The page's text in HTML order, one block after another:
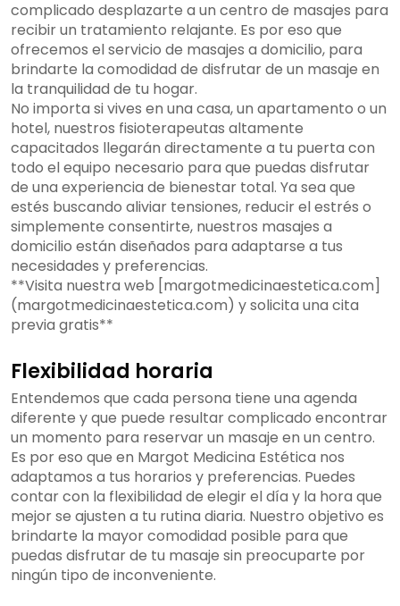
complicado desplazarte a un centro de masajes para
recibir un tratamiento relajante. Es por eso que
ofrecemos el servicio de masajes a domicilio, para
brindarte la comodidad de disfrutar de un masaje en
la tranquilidad de tu hogar.
No importa si vives en una casa, un apartamento o un
hotel, nuestros fisioterapeutas altamente
capacitados llegarán directamente a tu puerta con
todo el equipo necesario para que puedas disfrutar
de una experiencia de bienestar total. Ya sea que
estés buscando aliviar tensiones, reducir el estrés o
simplemente consentirte, nuestros masajes a
domicilio están diseñados para adaptarse a tus
necesidades y preferencias.
**Visita nuestra web [margotmedicinaestetica.com]
(margotmedicinaestetica.com) y solicita una cita
previa gratis**
Flexibilidad horaria
Entendemos que cada persona tiene una agenda
diferente y que puede resultar complicado encontrar
un momento para reservar un masaje en un centro.
Es por eso que en Margot Medicina Estética nos
adaptamos a tus horarios y preferencias. Puedes
contar con la flexibilidad de elegir el día y la hora que
mejor se ajusten a tu rutina diaria. Nuestro objetivo es
brindarte la mayor comodidad posible para que
puedas disfrutar de tu masaje sin preocuparte por
ningún tipo de inconveniente.